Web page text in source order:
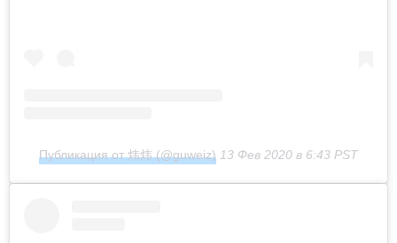
Публикация от 炜炜 (@guweiz) 13 Фев 2020 в 6:43 PST